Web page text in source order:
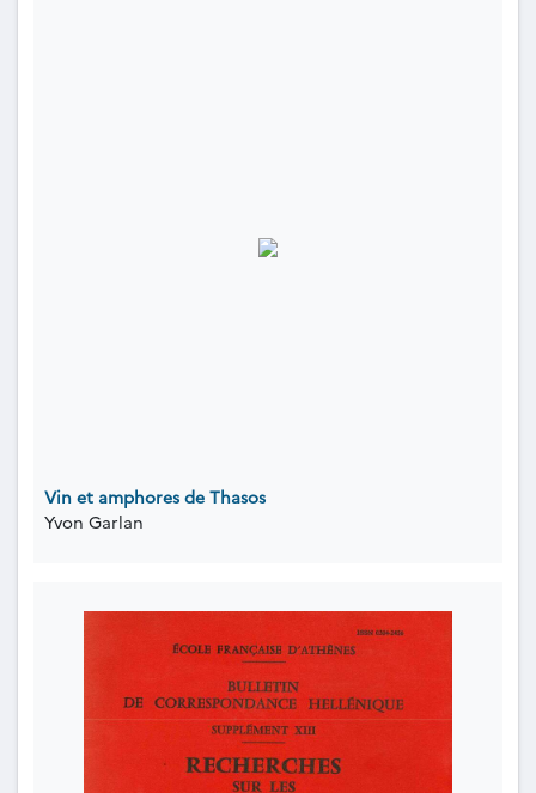
Vin et amphores de Thasos
Yvon Garlan